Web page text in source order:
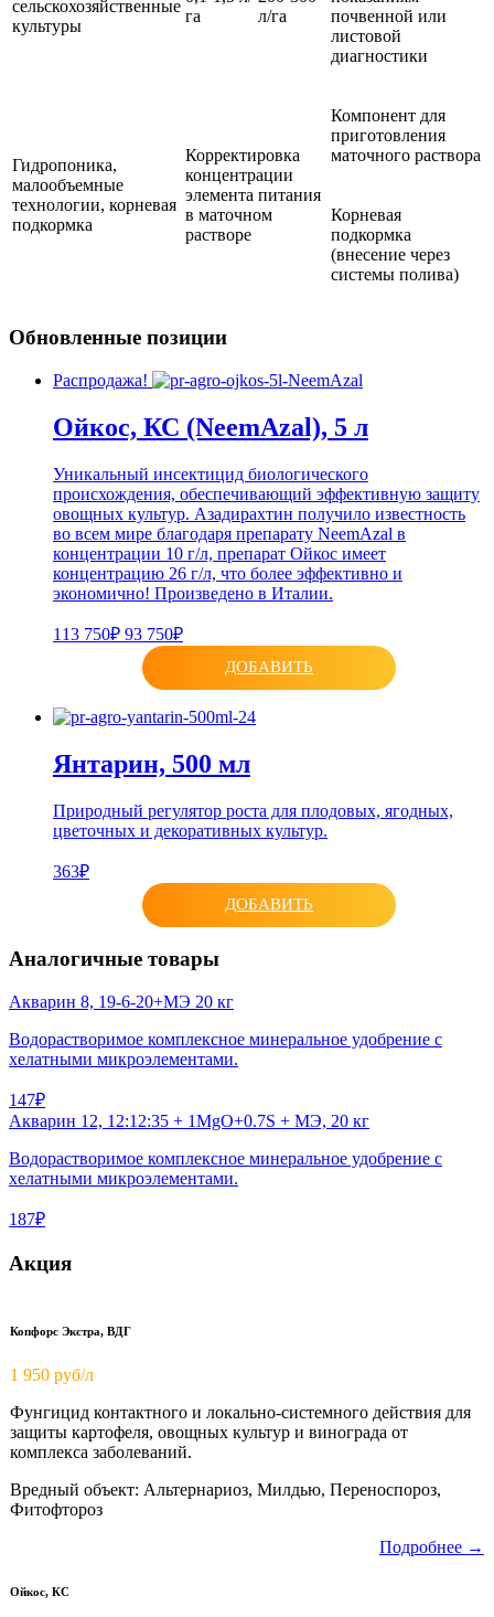
сельскохозяйственные
культуры
га
л/га
почвенной или
листовой
диагностики
Гидропоника,
малообъемные
технологии, корневая
подкормка
Корректировка
концентрации
элемента питания
в маточном
растворе
Компонент для
приготовления
маточного раствора
Корневая
подкормка
(внесение через
системы полива)
Обновленные позиции
Распродажа!
Ойкос, КС (NeemAzal), 5 л
Уникальный инсектицид биологического
происхождения, обеспечивающий эффективную защиту
овощных культур. Азадирахтин получило известность
во всем мире благодаря препарату NeemAzal в
концентрации 10 г/л, препарат Ойкос имеет
концентрацию 26 г/л, что более эффективно и
экономично! Произведено в Италии.
113 750₽ 93 750₽
ДОБАВИТЬ
Янтарин, 500 мл
Природный регулятор роста для плодовых, ягодных,
цветочных и декоративных культур.
363₽
ДОБАВИТЬ
Аналогичные товары
Акварин 8, 19-6-20+МЭ 20 кг
Водорастворимое комплексное минеральное удобрение с
хелатными микроэлементами.
147₽
Акварин 12, 12:12:35 + 1MgO+0.7S + МЭ, 20 кг
Водорастворимое комплексное минеральное удобрение с
хелатными микроэлементами.
187₽
Акция
Копфорс Экстра, ВДГ
1 950 руб/л
Фунгицид контактного и локально-системного действия для
защиты картофеля, овощных культур и винограда от
комплекса заболеваний.
Вредный объект: Альтернариоз, Милдью, Переноспороз,
Фитофтороз
Подробнее →
Ойкос, КС